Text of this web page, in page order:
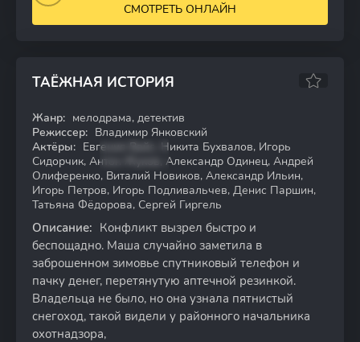
СМОТРЕТЬ ОНЛАЙН
ТАЁЖНАЯ ИСТОРИЯ
WEB-DL
Жанр: мелодрама, детектив
Режиссер: Владимир Янковский
Актёры: Евгения Вайс, Никита Бухвалов, Игорь
Сидорчик, Антон Жуков, Александр Одинец, Андрей
Олиференко, Виталий Новиков, Александр Ильин,
Игорь Петров, Игорь Подливальчев, Денис Паршин,
Татьяна Фёдорова, Сергей Гиргель
Описание: Конфликт вызрел быстро и
беспощадно. Маша случайно заметила в
заброшенном зимовье спутниковый телефон и
пачку денег, перетянутую аптечной резинкой.
Владельца не было, но она узнала пятнистый
снегоход, такой видели у районного начальника
охотнадзора,